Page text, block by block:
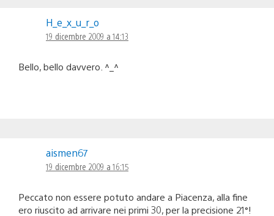
H_e_x_u_r_o
19 dicembre 2009 a 14:13
Bello, bello davvero. ^_^
aismen67
19 dicembre 2009 a 16:15
Peccato non essere potuto andare a Piacenza, alla fine
ero riuscito ad arrivare nei primi 30, per la precisione 21°!